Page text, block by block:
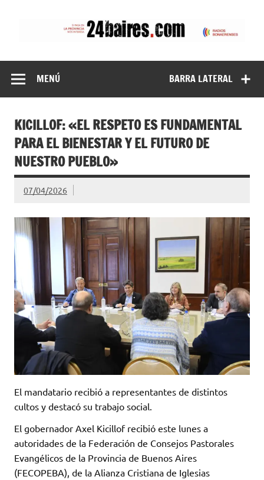
BARRA LATERAL
MENÚ
KICILLOF: «EL RESPETO ES FUNDAMENTAL
PARA EL BIENESTAR Y EL FUTURO DE
NUESTRO PUEBLO»
07/04/2026
El mandatario recibió a representantes de distintos
cultos y destacó su trabajo social.
El gobernador Axel Kicillof recibió este lunes a
autoridades de la Federación de Consejos Pastorales
Evangélicos de la Provincia de Buenos Aires
(FECOPEBA), de la Alianza Cristiana de Iglesias